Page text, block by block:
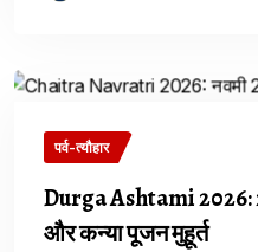
पर्व-त्यौहार
Durga Ashtami 2026:
और कन्या पूजन मुहूर्त